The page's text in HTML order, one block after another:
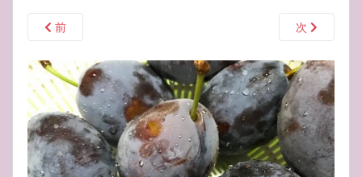
前 次